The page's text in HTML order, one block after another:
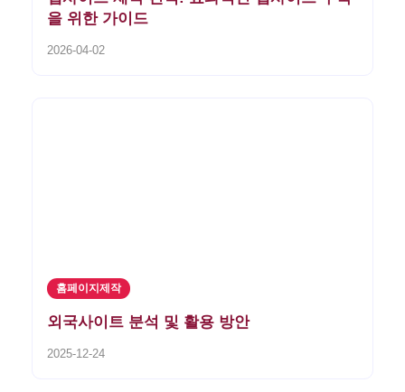
을 위한 가이드
2026-04-02
홈페이지제작
외국사이트 분석 및 활용 방안
2025-12-24